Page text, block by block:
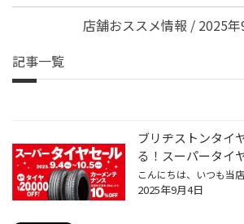
店舗おススメ情報 / 2025年
記事一覧
ブリヂストンタイ
る！スーパータイ
2025年9月4日